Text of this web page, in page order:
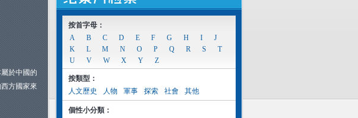
於中國的
方國家來
按首字母：
A
B C D E F G H I
J
K
L M N O P Q R S
T
U
V W X Y Z
按類型：
人文歷史
人物 軍事 探索 社會 其他
個性小分類：